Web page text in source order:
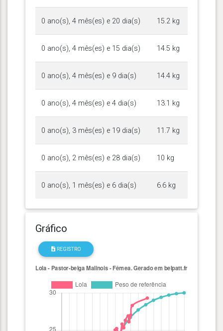
0 ano(s), 4 mês(es) e 20 dia(s) 15.2 kg
0 ano(s), 4 mês(es) e 15 dia(s) 14.5 kg
0 ano(s), 4 mês(es) e 9 dia(s) 14.4 kg
0 ano(s), 4 mês(es) e 4 dia(s) 13.1 kg
0 ano(s), 3 mês(es) e 19 dia(s) 11.7 kg
0 ano(s), 2 mês(es) e 28 dia(s) 10 kg
0 ano(s), 1 mês(es) e 6 dia(s) 6.6 kg
Gráfico
REGISTRO